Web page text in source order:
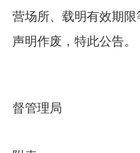
营场所、载明有效期
声明作废，特此公告。
督管理局